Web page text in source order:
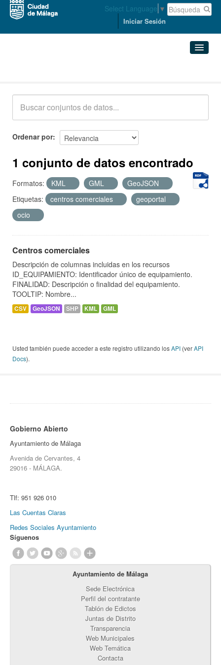
Select Language ▼
Iniciar Sesión
Acerca de
Ordenar por
1 conjunto de datos encontrado
Formatos: KML GML
GeoJSON
Etiquetas:
centros comerciales
geoportal
ocio
Centros comerciales
Descripción de columnas incluidas en los recursos
ID_EQUIPAMIENTO: Identificador único de equipamiento.
FINALIDAD: Descripción o finalidad del equipamiento.
TOOLTIP: Nombre...
CSV GeoJSON SHP KML GML
Usted también puede acceder a este registro utilizando losAPI (verAPI
Docs).
Gobierno Abierto
Ayuntamiento de Málaga
Avenida de Cervantes, 4
29016 - MÁLAGA.
Tlf: 951 926 010
Las Cuentas Claras
Redes Sociales Ayuntamiento
Síguenos
Ayuntamiento de Málaga
Sede Electrónica
Perfil del contratante
Tablón de Edictos
Juntas de Distrito
Transparencia
Web Municipales
Web Temática
Contacta